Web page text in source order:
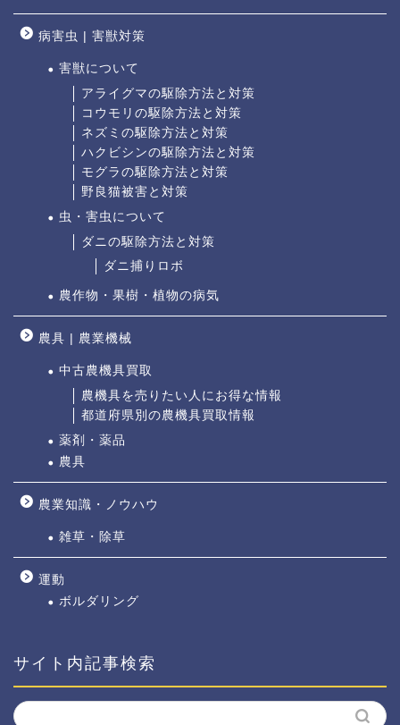
病害虫 | 害獣対策
害獣について
アライグマの駆除方法と対策
コウモリの駆除方法と対策
ネズミの駆除方法と対策
ハクビシンの駆除方法と対策
モグラの駆除方法と対策
野良猫被害と対策
虫・害虫について
ダニの駆除方法と対策
ダニ捕りロボ
農作物・果樹・植物の病気
農具 | 農業機械
中古農機具買取
農機具を売りたい人にお得な情報
都道府県別の農機具買取情報
薬剤・薬品
農具
農業知識・ノウハウ
雑草・除草
運動
ボルダリング
サイト内記事検索